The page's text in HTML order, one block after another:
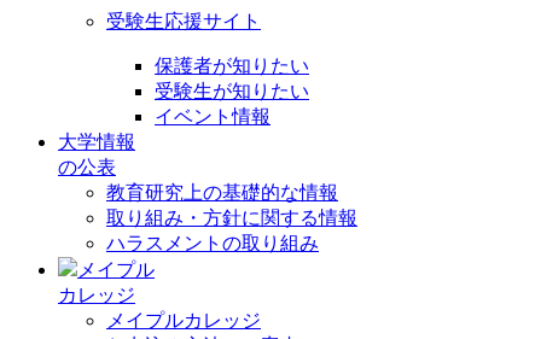
受験生応援サイト
保護者が知りたい
受験生が知りたい
イベント情報
大学情報
の公表
教育研究上の基礎的な情報
取り組み・方針に関する情報
ハラスメントの取り組み
メイプル
カレッジ
メイプルカレッジ